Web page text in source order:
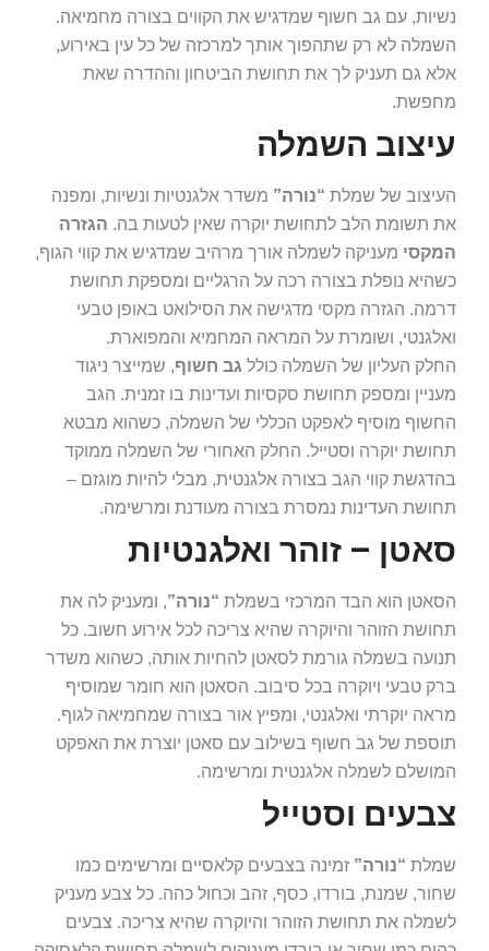
נשיות, עם גב חשוף שמדגיש את הקווים בצורה מחמיאה.
השמלה לא רק שתהפוך אותך למרכזה של כל עין באירוע,
אלא גם תעניק לך את תחושת הביטחון וההדרה שאת
מחפשת.
עיצוב השמלה
העיצוב של שמלת “נורה” משדר אלגנטיות ונשיות, ומפנה
את תשומת הלב לתחושת יוקרה שאין לטעות בה. הגזרה
המקסי מעניקה לשמלה אורך מרהיב שמדגיש את קווי הגוף,
כשהיא נופלת בצורה רכה על הרגליים ומספקת תחושת
דרמה. הגזרה מקסי מדגישה את הסילואט באופן טבעי
ואלגנטי, ושומרת על המראה המחמיא והמפוארת.
החלק העליון של השמלה כולל גב חשוף, שמייצר ניגוד
מעניין ומספק תחושת סקסיות ועדינות בו זמנית. הגב
החשוף מוסיף לאפקט הכללי של השמלה, כשהוא מבטא
תחושת יוקרה וסטייל. החלק האחורי של השמלה ממוקד
בהדגשת קווי הגב בצורה אלגנטית, מבלי להיות מוגזם –
תחושת העדינות נמסרת בצורה מעודנת ומרשימה.
סאטן – זוהר ואלגנטיות
הסאטן הוא הבד המרכזי בשמלת “נורה”, ומעניק לה את
תחושת הזוהר והיוקרה שהיא צריכה לכל אירוע חשוב. כל
תנועה בשמלה גורמת לסאטן להחיות אותה, כשהוא משדר
ברק טבעי ויוקרה בכל סיבוב. הסאטן הוא חומר שמוסיף
מראה יוקרתי ואלגנטי, ומפיץ אור בצורה שמחמיאה לגוף.
תוספת של גב חשוף בשילוב עם סאטן יוצרת את האפקט
המושלם לשמלה אלגנטית ומרשימה.
צבעים וסטייל
שמלת “נורה” זמינה בצבעים קלאסיים ומרשימים כמו
שחור, שמנת, בורדו, כסף, זהב וכחול כהה. כל צבע מעניק
לשמלה את תחושת הזוהר והיוקרה שהיא צריכה. צבעים